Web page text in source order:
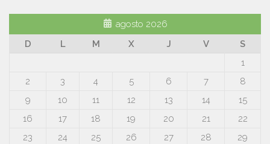
agosto 2026
D
L M X J V
S
1
2
3 4 5 6 7
8
9
10 11 12 13 14
15
16
17 18 19 20 21
22
23
24 25 26 27 28
29